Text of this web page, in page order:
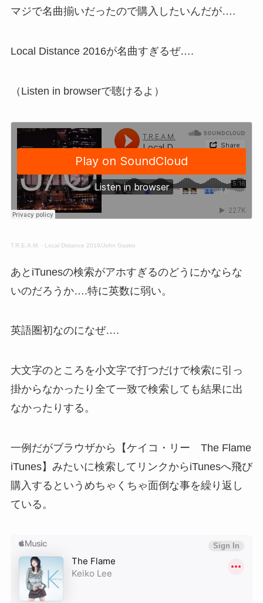
マジで名曲揃いだったので購入したいんだが….
Local Distance 2016が名曲すぎるぜ….
（Listen in browserで聴けるよ）
T.R.E.A.M. · Local Distance 2016/John Gastro
あとiTunesの検索がアホすぎるのどうにかならな
いのだろうか….特に英数に弱い。
英語圏初なのになぜ….
大文字のところを小文字で打つだけで検索に引っ
掛からなかったり全て一致で検索しても結果に出
なかったりする。
一例だがブラウザから【ケイコ・リー The Flame
iTunes】みたいに検索してリンクからiTunesへ飛び
購入するというめちゃくちゃ面倒な事を繰り返し
ている。